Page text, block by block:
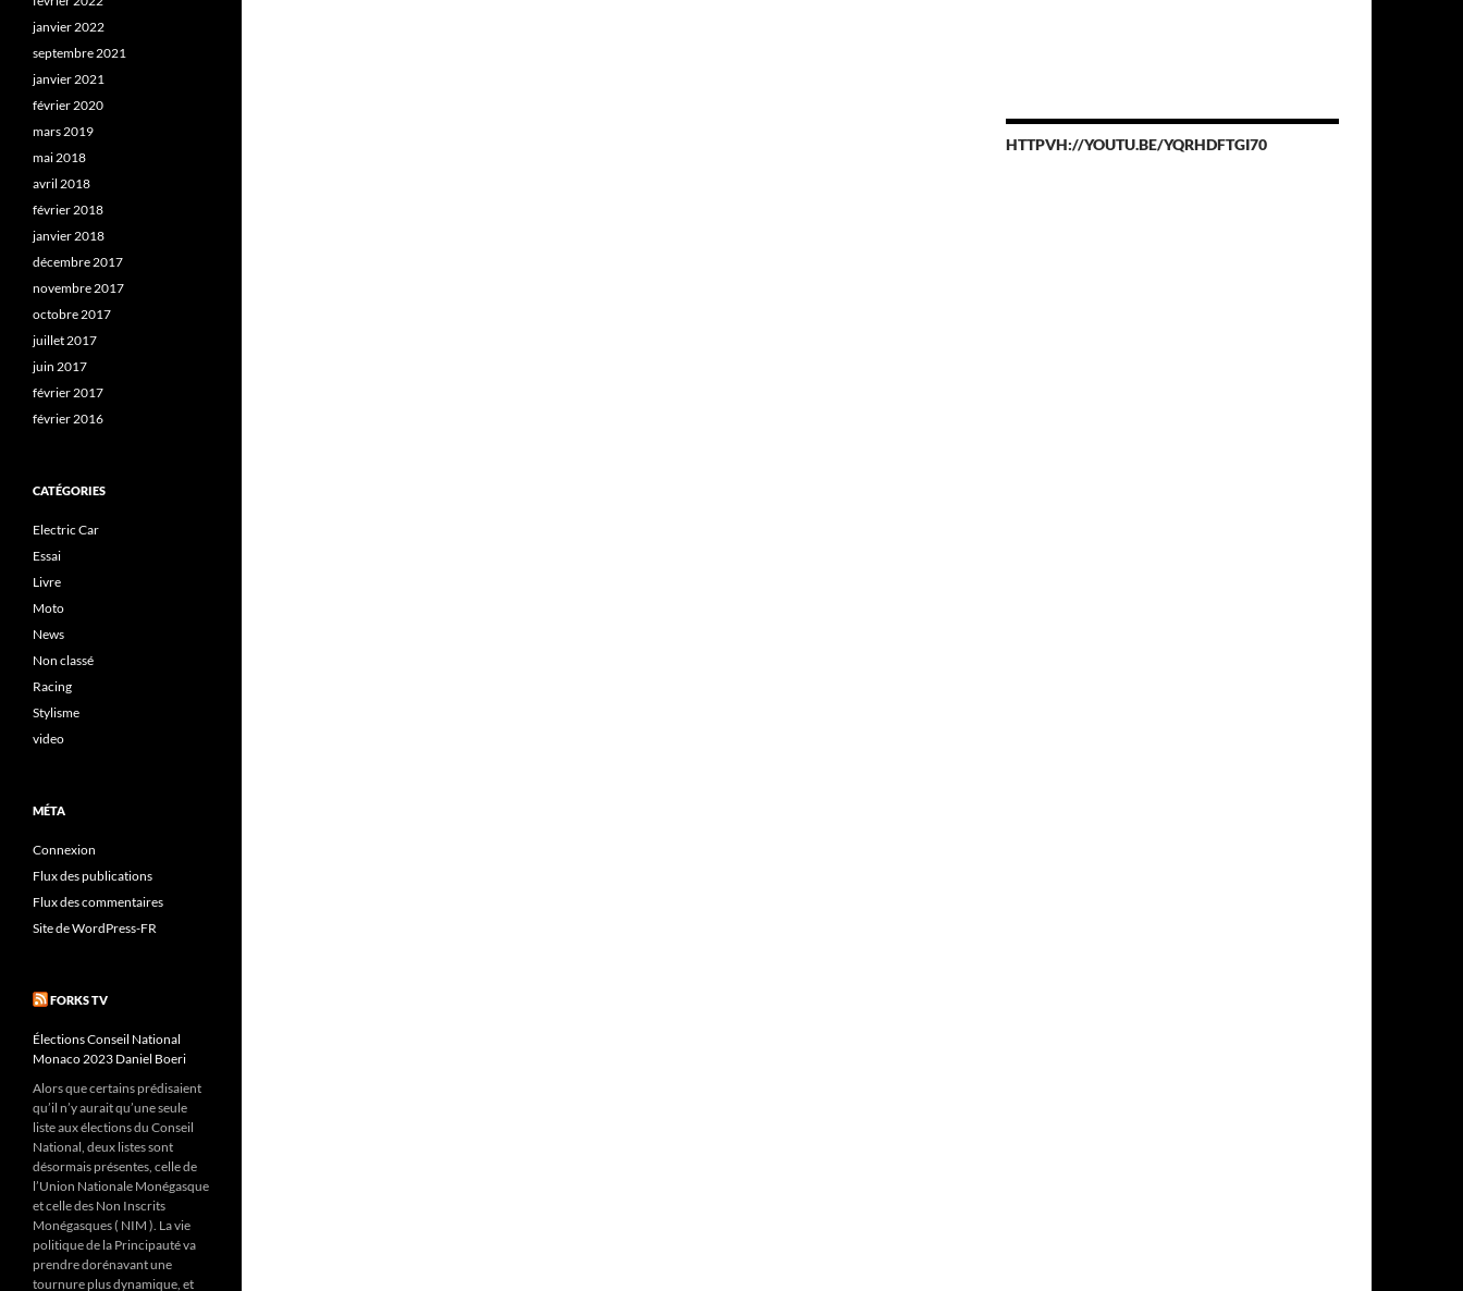
HTTPVH://YOUTU.BE/YQRHDFTGI70
janvier 2022
septembre 2021
janvier 2021
février 2020
mars 2019
mai 2018
avril 2018
février 2018
janvier 2018
décembre 2017
novembre 2017
octobre 2017
juillet 2017
juin 2017
février 2017
février 2016
CATÉGORIES
Electric Car
Essai
Livre
Moto
News
Non classé
Racing
Stylisme
video
MÉTA
Connexion
Flux des publications
Flux des commentaires
Site de WordPress-FR
FORKS TV
Élections Conseil National
Monaco 2023 Daniel Boeri
Alors que certains prédisaient
qu’il n’y aurait qu’une seule
liste aux élections du Conseil
National, deux listes sont
désormais présentes, celle de
l’Union Nationale Monégasque
et celle des Non Inscrits
Monégasques ( NIM ). La vie
politique de la Principauté va
prendre dorénavant une
tournure plus dynamique, et